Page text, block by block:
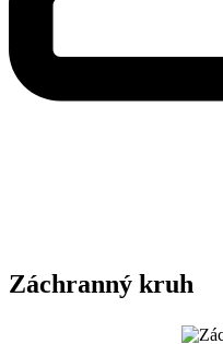
Záchranný kruh